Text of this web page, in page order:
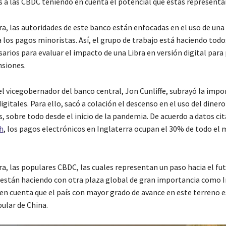
las autoridades de este banco están enfocadas en el uso de
los pagos minoristas. Así, el grupo de trabajo está haciendo
para evaluar el impacto de una Libra en versión digital para
vicegobernador del banco central, Jon Cunliffe, subrayó la
Para ello, sacó a colación el descenso en el uso del
sobre todo desde el inicio de la pandemia. De acuerdo a datos
, los pagos electrónicos en Inglaterra ocupan el 30% de todo el
las populares CBDC, las cuales representan un paso hacia el
haciendo con otra plaza global de gran importancia como
cuenta que el país con mayor grado de avance en este terreno
de China.